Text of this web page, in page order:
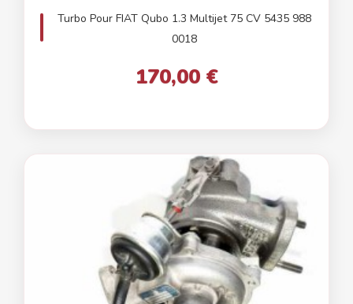
Turbo Pour FIAT Qubo 1.3 Multijet 75 CV 5435 988
0018
170,00 €